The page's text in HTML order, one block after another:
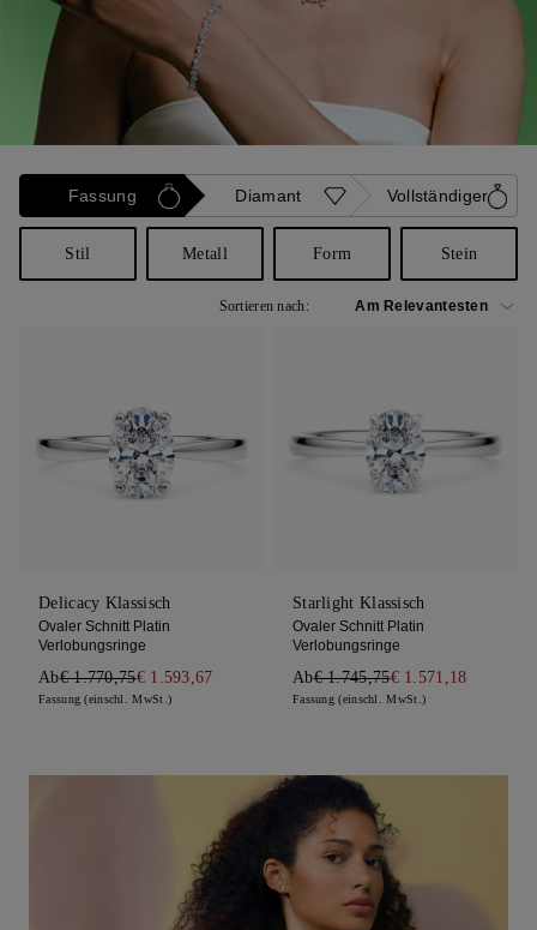
Fassung Diamant Vollständiger
Stil Metall Form Stein
Sortieren nach:
Delicacy Klassisch
Ovaler Schnitt Platin
Verlobungsringe
Ab€ 1.770,75€ 1.593,67
Fassung (einschl. MwSt.)
Starlight Klassisch
Ovaler Schnitt Platin
Verlobungsringe
Ab€ 1.745,75€ 1.571,18
Fassung (einschl. MwSt.)